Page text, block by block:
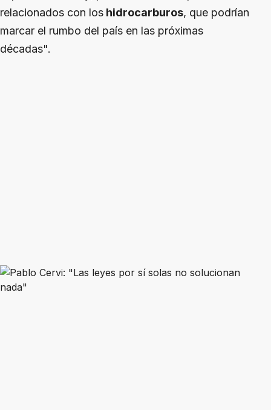
relacionados con los hidrocarburos, que podrían
marcar el rumbo del país en las próximas
décadas".